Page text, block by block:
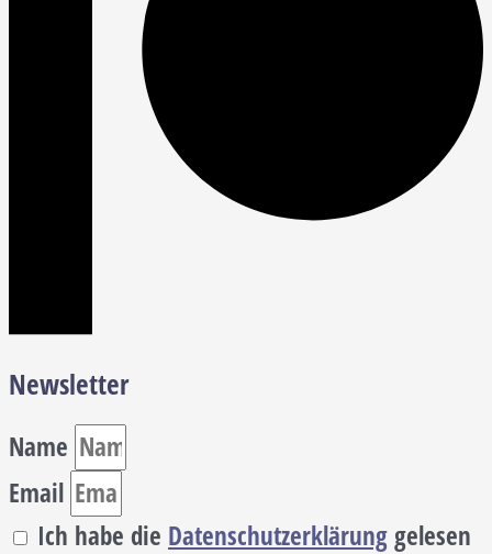
Newsletter
Name
Email
Ich habe die Datenschutzerklärung gelesen